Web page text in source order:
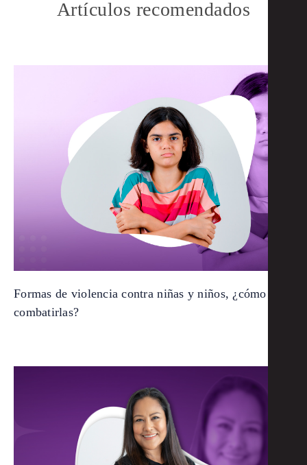
Artículos recomendados
Formas de violencia contra niñas y niños, ¿cómo
combatirlas?